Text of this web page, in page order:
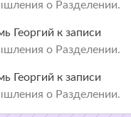
о Разделении.
Георгий к записи
о Разделении.
Георгий к записи
о Разделении.